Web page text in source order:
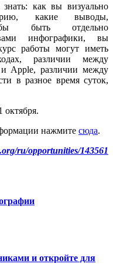
как вы визуально
какие выводы,
быть отдельно
инфографики, вы
работы могут иметь
различии между
и Apple, различии между
в разное время суток,
октября.
нажмите сюда.
ru/opportunities/143561
и откройте для